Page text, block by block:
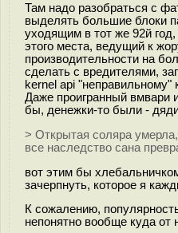
Там надо разобраться с
выделять большие блоки
уходящим в тот же 92й
этого места, ведущий к
производительности на
сделать с вредителями,
kernel api "неправильному"
Даже проигранный вмвари
бы, денежки-то были -
> Открытая соляра
все наследство сана
вот этим бы
зачерпнуть, которое я
К сожалению,
непонятно вообще куда от